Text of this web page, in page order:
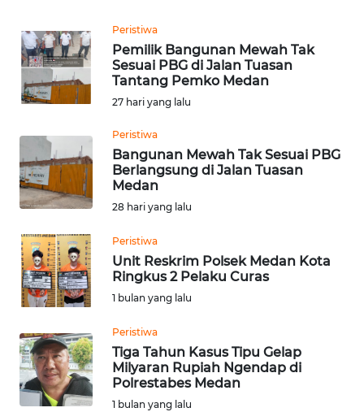
Peristiwa
Pemilik Bangunan Mewah Tak
Sesuai PBG di Jalan Tuasan
Tantang Pemko Medan
27 hari yang lalu
Peristiwa
Bangunan Mewah Tak Sesuai PBG
Berlangsung di Jalan Tuasan
Medan
28 hari yang lalu
Peristiwa
Unit Reskrim Polsek Medan Kota
Ringkus 2 Pelaku Curas
1 bulan yang lalu
Peristiwa
Tiga Tahun Kasus Tipu Gelap
Milyaran Rupiah Ngendap di
Polrestabes Medan
1 bulan yang lalu
WN
KARAWANG
BEKASI
WN
BOGOR
WN
DEPOK
WN
UTARA
WN
SAMOSIR